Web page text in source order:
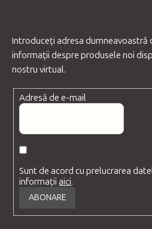
Introduceţi adresa dumneavoastră
informaţii despre produsele noi
nostru virtual.
Adresă de e-mail
Sunt de acord cu prelucrarea
informațiiaici.
ABONARE